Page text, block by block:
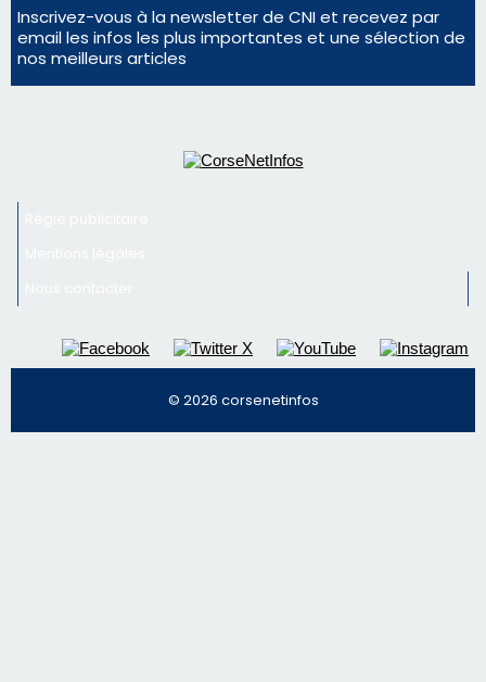
Régie publicitaire
Mentions légales
Nous contacter